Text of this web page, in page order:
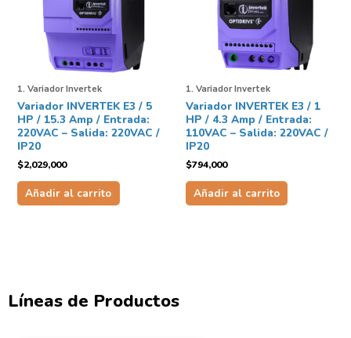
1. Variador Invertek
Variador INVERTEK E3 / 5
HP / 15.3 Amp / Entrada:
220VAC – Salida: 220VAC /
IP20
$2,029,000
Añadir al carrito
1. Variador Invertek
Variador INVERTEK E3 / 1
HP / 4.3 Amp / Entrada:
110VAC – Salida: 220VAC /
IP20
$794,000
Añadir al carrito
Líneas de Productos